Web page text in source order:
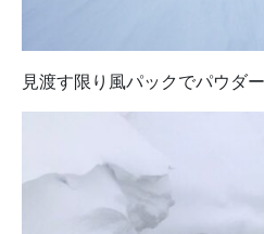
見渡す限り風パックでパウダ